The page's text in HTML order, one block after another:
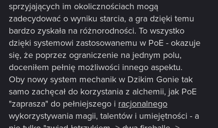
sprzyjających im okolicznościach mogą
zadecydować o wyniku starcia, a gra dzięki temu
bardzo zyskała na różnorodności. To wszystko
dzięki systemowi zastosowanemu w PoE - okazuje
się, że poprzez ograniczenie na jednym polu,
doceniłem pełnię możliwości innego aspektu.
Oby nowy system mechanik w Dzikim Gonie tak
samo zachęcał do korzystania z alchemii, jak PoE
"zaprasza" do pełniejszego i racjonalnego
wykorzystywania magii, talentów i umiejętności - a